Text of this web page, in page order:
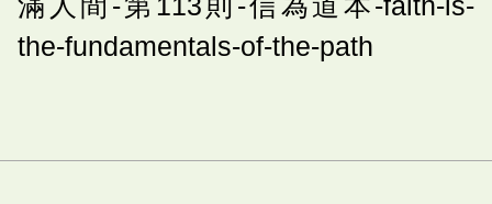
the-fundamentals-of-the-path